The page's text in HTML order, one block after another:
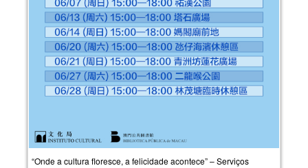
“Onde a cultura floresce, a felicidade acontece” – Serviços